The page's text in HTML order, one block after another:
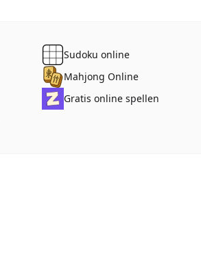
Sudoku online
Mahjong Online
Gratis online spellen